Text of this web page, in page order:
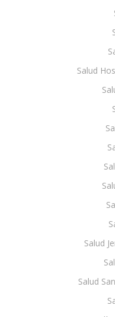
Salud
Salud
Salud